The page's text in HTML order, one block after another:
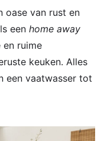
oase van rust en
een home away
en ruime
keuken. Alles
een vaatwasser tot